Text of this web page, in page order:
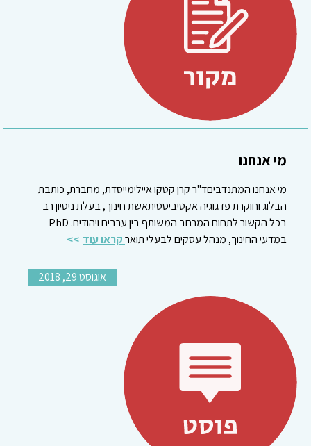
מי אנחנו
מי אנחנו המתנדביםד"ר קרן קטקו איילימייסדת, מחברת, כותבת
הבלוג וחוקרת פדגוגיה אקטיביסטיתאשת חינוך, בעלת ניסיון רב
בכל הקשור לתחום המרחב המשותף בין ערבים ויהודים. PhD
במדעי החינוך, מנהל עסקים לבעלי תוארקראו עוד
אוגוסט 29, 2018